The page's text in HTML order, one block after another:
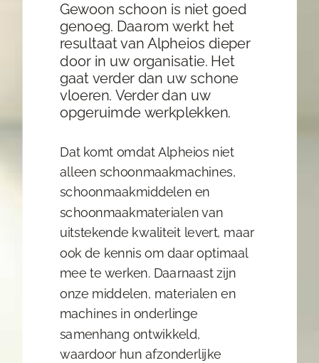
Gewoon schoon is niet goed
genoeg. Daarom werkt het
resultaat van Alpheios dieper
door in uw organisatie. Het
gaat verder dan uw schone
vloeren. Verder dan uw
opgeruimde werkplekken.
Dat komt omdat Alpheios niet
alleen schoonmaakmachines,
schoonmaakmiddelen en
schoonmaakmaterialen van
uitstekende kwaliteit levert, maar
ook de kennis om daar optimaal
mee te werken. Daarnaast zijn
onze middelen, materialen en
machines in onderlinge
samenhang ontwikkeld,
waardoor hun afzonderlijke